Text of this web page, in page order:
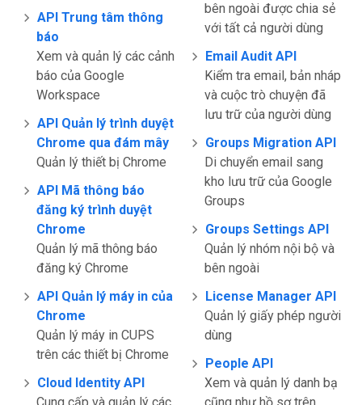
API Trung tâm thông
báo
Xem và quản lý các cảnh
báo của Google
Workspace
API Quản lý trình duyệt
Chrome qua đám mây
Quản lý thiết bị Chrome
API Mã thông báo
đăng ký trình duyệt
Chrome
Quản lý mã thông báo
đăng ký Chrome
API Quản lý máy in của
Chrome
Quản lý máy in CUPS
trên các thiết bị Chrome
Cloud Identity API
bên ngoài được chia sẻ
với tất cả người dùng
Email Audit API
Kiểm tra email, bản nháp
và cuộc trò chuyện đã
lưu trữ của người dùng
Groups Migration API
Di chuyển email sang
kho lưu trữ của Google
Groups
Groups Settings API
Quản lý nhóm nội bộ và
bên ngoài
License Manager API
Quản lý giấy phép người
dùng
People API
Xem và quản lý danh bạ